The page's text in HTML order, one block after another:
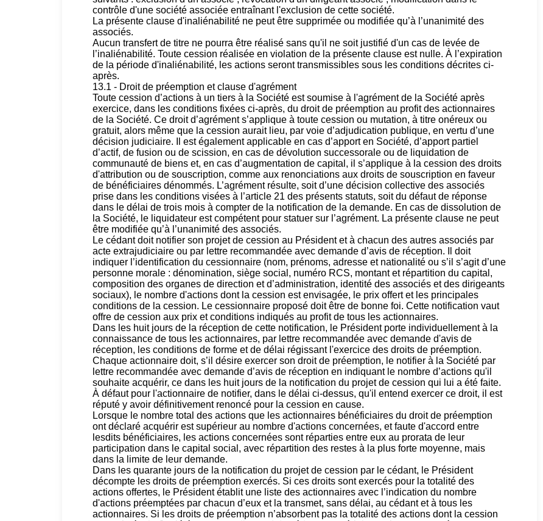
contrôle d'une société associée entraînant l'exclusion de cette société.
La présente clause d'inaliénabilité ne peut être supprimée ou modifiée qu’à l’unanimité des
associés.
Aucun transfert de titre ne pourra être réalisé sans qu'il ne soit justifié d'un cas de levée de
l’inaliénabilité. Toute cession réalisée en violation de la présente clause est nulle. À l’expiration
de la période d'inaliénabilité, les actions seront transmissibles sous les conditions décrites ci-
après.
13.1 - Droit de préemption et clause d'agrément
Toute cession d’actions à un tiers à la Société est soumise à l'agrément de la Société après
exercice, dans les conditions fixées ci-après, du droit de préemption au profit des actionnaires
de la Société. Ce droit d’agrément s’applique à toute cession ou mutation, à titre onéreux ou
gratuit, alors même que la cession aurait lieu, par voie d’adjudication publique, en vertu d’une
décision judiciaire. Il est également applicable en cas d’apport en Société, d’apport partiel
d’actif, de fusion ou de scission, en cas de dévolution successorale ou de liquidation de
communauté de biens et, en cas d’augmentation de capital, il s’applique à la cession des droits
d'attribution ou de souscription, comme aux renonciations aux droits de souscription en faveur
de bénéficiaires dénommés. L’agrément résulte, soit d’une décision collective des associés
prise dans les conditions visées à l’article 21 des présents statuts, soit du défaut de réponse
dans le délai de trois mois à compter de la notification de la demande. En cas de dissolution de
la Société, le liquidateur est compétent pour statuer sur l’agrément. La présente clause ne peut
être modifiée qu’à l’unanimité des associés.
Le cédant doit notifier son projet de cession au Président et à chacun des autres associés par
acte extrajudiciaire ou par lettre recommandée avec demande d’avis de réception. Il doit
indiquer l’identification du cessionnaire (nom, prénoms, adresse et nationalité ou s’il s’agit d’une
personne morale : dénomination, siège social, numéro RCS, montant et répartition du capital,
composition des organes de direction et d’administration, identité des associés et des dirigeants
sociaux), le nombre d'actions dont la cession est envisagée, le prix offert et les principales
conditions de la cession. Le cessionnaire proposé doit être de bonne foi. Cette notification vaut
offre de cession aux prix et conditions indiqués au profit de tous les actionnaires.
Dans les huit jours de la réception de cette notification, le Président porte individuellement à la
connaissance de tous les actionnaires, par lettre recommandée avec demande d'avis de
réception, les conditions de forme et de délai régissant l'exercice des droits de préemption.
Chaque actionnaire doit, s’il désire exercer son droit de préemption, le notifier à la Société par
lettre recommandée avec demande d’avis de réception en indiquant le nombre d’actions qu'il
souhaite acquérir, ce dans les huit jours de la notification du projet de cession qui lui a été faite.
À défaut pour l'actionnaire de notifier, dans le délai ci-dessus, qu'il entend exercer ce droit, il est
réputé y avoir définitivement renoncé pour la cession en cause.
Lorsque le nombre total des actions que les actionnaires bénéficiaires du droit de préemption
ont déclaré acquérir est supérieur au nombre d'actions concernées, et faute d'accord entre
lesdits bénéficiaires, les actions concernées sont réparties entre eux au prorata de leur
participation dans le capital social, avec répartition des restes à la plus forte moyenne, mais
dans la limite de leur demande.
Dans les quarante jours de la notification du projet de cession par le cédant, le Président
décompte les droits de préemption exercés. Si ces droits sont exercés pour la totalité des
actions offertes, le Président établit une liste des actionnaires avec l’indication du nombre
d'actions préemptées par chacun d’eux et la transmet, sans délai, au cédant et à tous les
actionnaires. Si les droits de préemption n’absorbent pas la totalité des actions dont la cession